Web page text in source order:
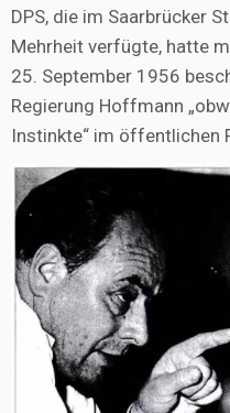
DPS, die im Saarbrücker
Mehrheit verfügte, hatte
25. September 1956
Regierung Hoffmann
Instinkte“ im öffentlichen